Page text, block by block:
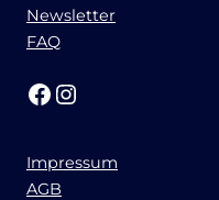
Newsletter
FAQ
Facebook Instagram
Impressum
AGB